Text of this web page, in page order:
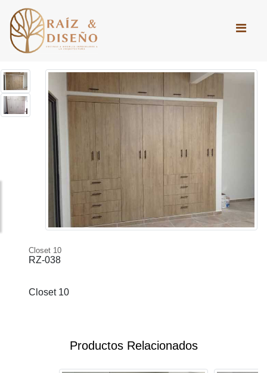
Closet 10
RZ-038
Closet 10
Productos Relacionados